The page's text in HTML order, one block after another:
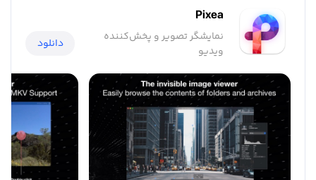
Pixea
نمایشگر تصویر و پخش‌کننده
ویدیو
دانلود